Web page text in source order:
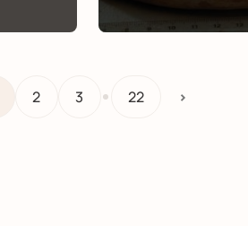
2 3 22 >